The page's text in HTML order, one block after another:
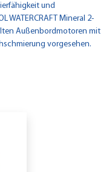
und
WATERCRAFT Mineral 2-
Außenbordmotoren mit
vorgesehen.